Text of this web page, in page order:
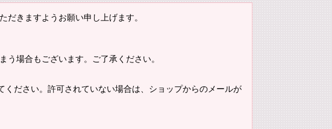
きますようお願い申し上げます。
場合もございます。ご了承ください。
ださい。許可されていない場合は、ショップからのメールが